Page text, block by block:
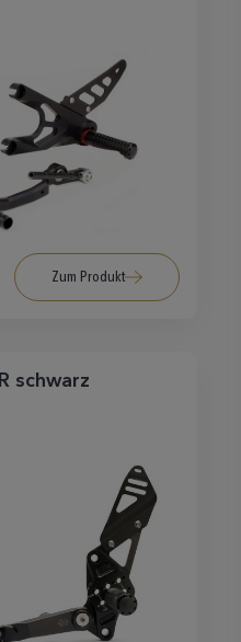
Zum Produkt
schwarz